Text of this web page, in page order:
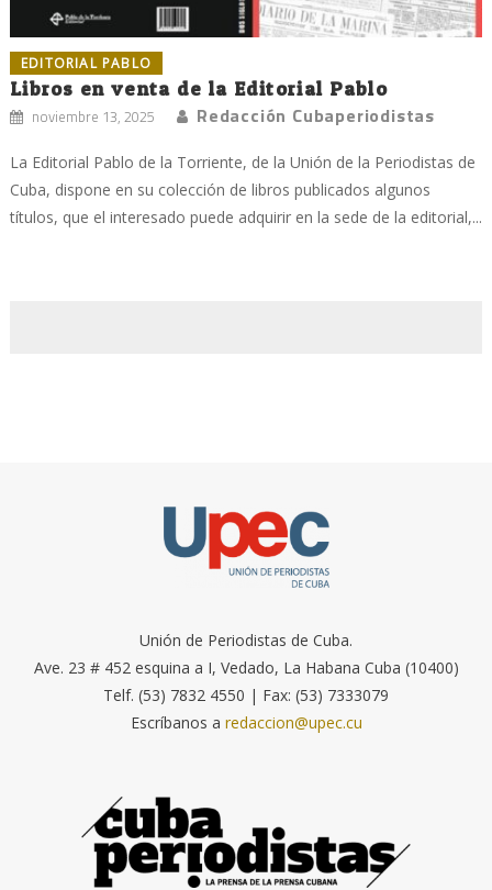
EDITORIAL PABLO
Libros en venta de la Editorial Pablo
noviembre 13, 2025 Redacción Cubaperiodistas
La Editorial Pablo de la Torriente, de la Unión de la Periodistas de
Cuba, dispone en su colección de libros publicados algunos
títulos, que el interesado puede adquirir en la sede de la editorial,...
Unión de Periodistas de Cuba.
Ave. 23 # 452 esquina a I, Vedado, La Habana Cuba (10400)
Telf. (53) 7832 4550 | Fax: (53) 7333079
Escríbanos a redaccion@upec.cu